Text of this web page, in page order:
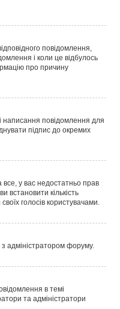
повідомлення,
і коли це відбулось
про причину
повідомлення для
підпис до окремих
у вас недостатньо прав
встановити кількість
голосів користувачами.
з адміністратором форуму.
в темі
та адміністратори